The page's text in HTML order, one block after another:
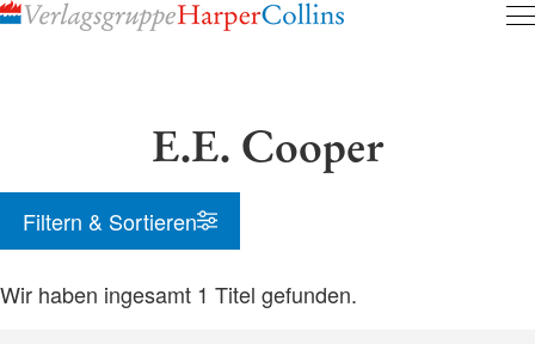
E.E. Cooper
Filtern & Sortieren
Wir haben ingesamt 1 Titel gefunden.